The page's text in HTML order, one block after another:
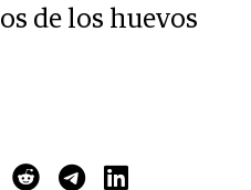
de los huevos